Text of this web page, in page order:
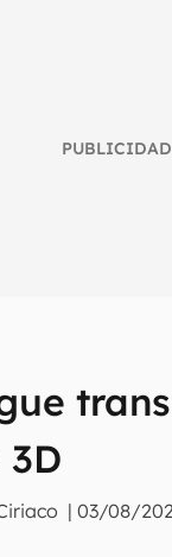
|03/08/
tech!
notícias e